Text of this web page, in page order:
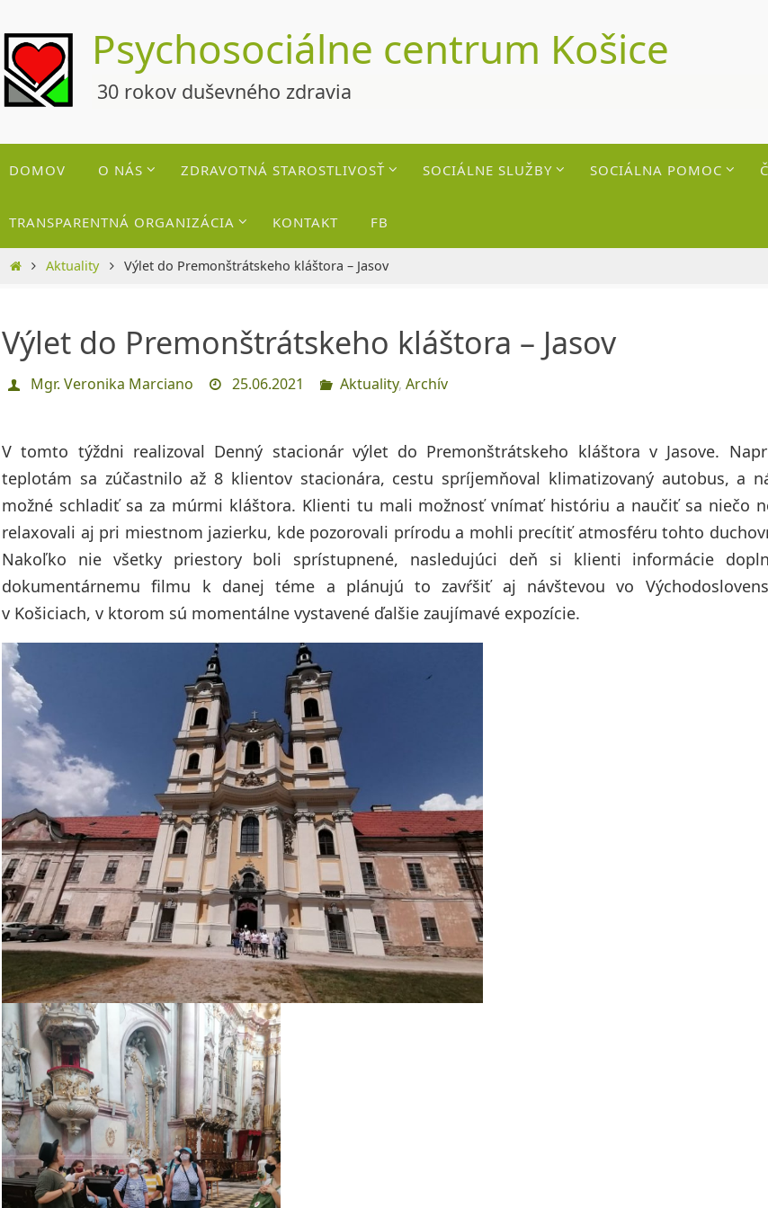
to
content
Psychosociálne centrum Košice
30 rokov duševného zdravia
toDOMOV O NÁS ZDRAVOTNÁ STAROSTLIVOSŤ SOCIÁLNE SLUŽBY SOCIÁLNA POMOC
TRANSPARENTNÁ ORGANIZÁCIA KONTAKT FB
HomeAktuality Výlet do Premonštrátskeho kláštora – Jasov
Výlet do Premonštrátskeho kláštora – Jasov
Mgr. Veronika Marciano 25.06.2021 Aktuality,Archív
V tomto týždni realizoval Denný stacionár výlet do Premonštrátskeho kláštora v Jasove.
teplotám sa zúčastnilo až 8 klientov stacionára, cestu spríjemňoval klimatizovaný autobus, a
možné schladiť sa za múrmi kláštora. Klienti tu mali možnosť vnímať históriu a naučiť sa niečo
relaxovali aj pri miestnom jazierku, kde pozorovali prírodu a mohli precítiť atmosféru tohto
Nakoľko nie všetky priestory boli sprístupnené, nasledujúci deň si klienti informácie
dokumentárnemu filmu k danej téme a plánujú to zavŕšiť aj návštevou vo
v Košiciach, v ktorom sú momentálne vystavené ďalšie zaujímavé expozície.